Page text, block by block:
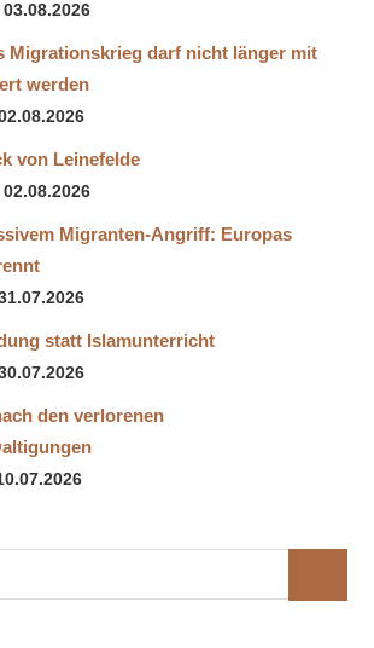
03.08.2026
Migrationskrieg darf nicht länger mit
werden
von Leinefelde
02.08.2026
Migranten-Angriff: Europas
statt Islamunterricht
den verlorenen